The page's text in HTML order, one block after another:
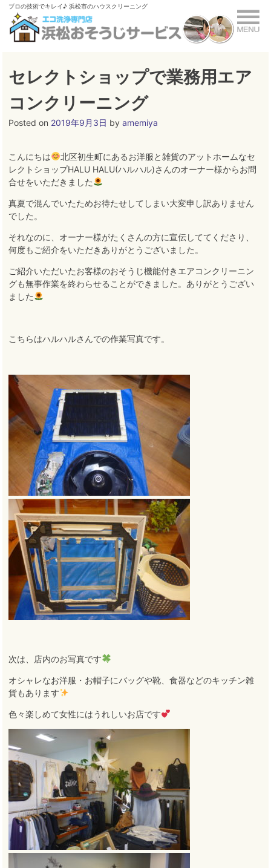
Skip
content
ブロの技術でキレイ♪ 浜松市のハウスクリーニング
セレクトショップで業務用エア
コンクリーニング
Posted on 2019年9月3日 byamemiya
こんにちは
北区初生町にあるお洋服と雑貨のアットホームなセ
レクトショップHALU HALU(ハルハル)さんのオーナー様からお問
合せをいただきました
真夏で混んでいたためお待たせしてしまい大変申し訳ありません
でした 。
それなのに、オーナー様がたくさんの方に宣伝しててくださり、
何度もご紹介をいただきありがとうございました 。
ご紹介いただいたお客様のおそうじ機能付きエアコンクリーニン
グも無事作業を終わらせることができました 。 ありがとうござい
ました
こちらはハルハルさんでの作業写真です。
次は、店内のお写真です
オシャレなお洋服・お帽子にバッグや靴、食器などのキッチン雑
貨もあります
色々楽しめて女性にはうれしいお店です